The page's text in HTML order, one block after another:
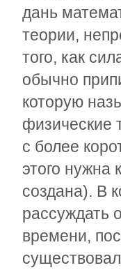
дань
теории,
того, как
обычно
которую
физические
с более
этого нужна
создана). В
рассуждать
времени,